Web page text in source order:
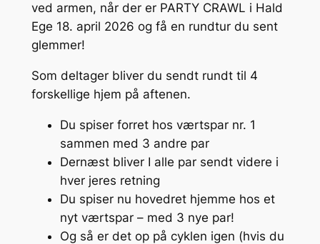
ved armen, når der er PARTY CRAWL i Hald
Ege 18. april 2026 og få en rundtur du sent
glemmer!
Som deltager bliver du sendt rundt til 4
forskellige hjem på aftenen.
Du spiser forret hos værtspar nr. 1
sammen med 3 andre par
Dernæst bliver I alle par sendt videre i
hver jeres retning
Du spiser nu hovedret hjemme hos et
nyt værtspar – med 3 nye par!
Og så er det op på cyklen igen (hvis du